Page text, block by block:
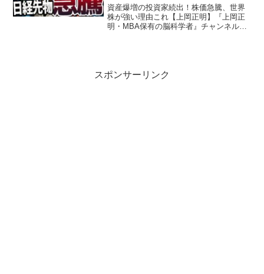
資産爆増の投資家続出！株価急騰、世界
株が強い理由これ【上岡正明】『上岡正
明・MBA保有の脳科学者』チャンネルで
スポンサーリンク